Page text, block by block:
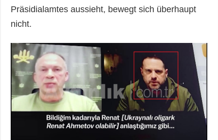
Präsidialamtes aussieht, bewegt sich überhaupt
nicht.